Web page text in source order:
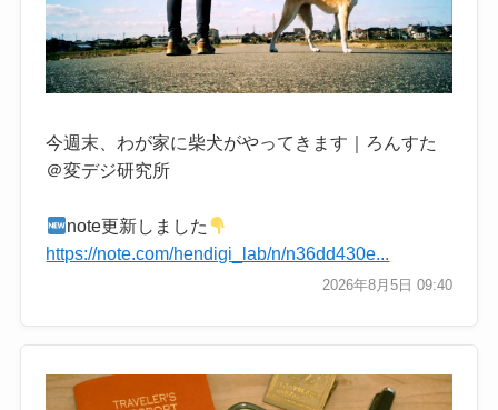
今週末、わが家に柴犬がやってきます｜ろんすた
＠変デジ研究所
note更新しました
https://note.com/hendigi_lab/n/n36dd430e...
2026年8月5日 09:40